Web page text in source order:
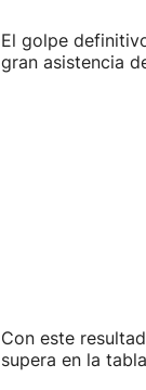
El golpe
gran asistencia
Con este
supera en la